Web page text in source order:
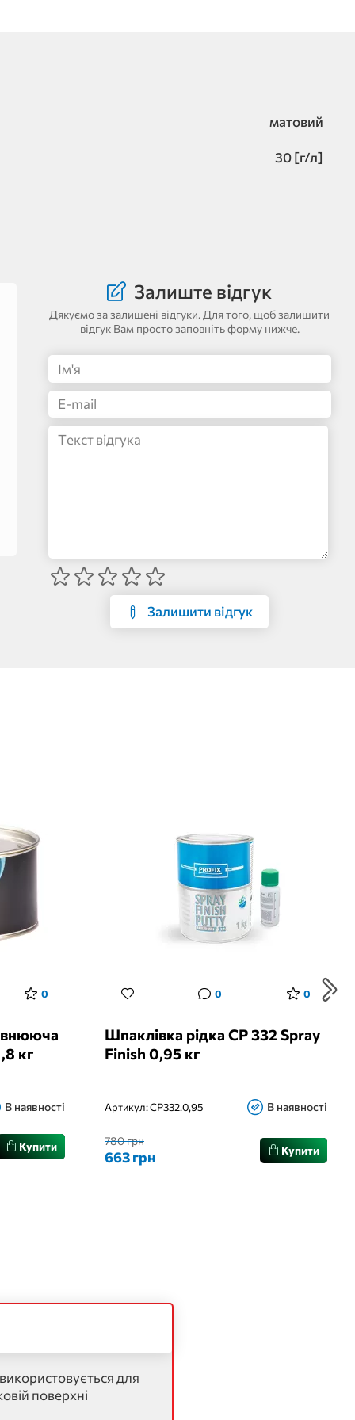
матовий
30 [г/л]
Залиште відгук
Дякуємо за залишені відгуки. Для того, щоб залишити
відгук Вам просто заповніть форму нижче.
Залишити відгук
0
кг
В наявності
Купити
0 0
Шпаклівка рідка CP 332 Spray
Finish 0,95 кг
Артикул:CP332.0,95 В наявності
780 грн
663 грн Купити
для
поверхні